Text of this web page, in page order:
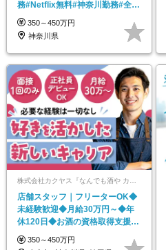
務#Netflix無料#神奈川勤務#全員
面接
350～450万円
神奈川県
株式会社カクヤス『なんでも酒や カクヤス』
店舗スタッフ｜フリーターOK◆
未経験歓迎◆月給30万円～◆年
休120日◆お酒の資格取得支援制
度あり
350～450万円